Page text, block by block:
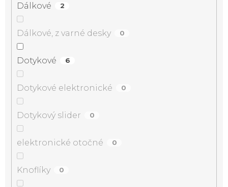
Dálkové 2
Dálkové, z varné desky 0
Dotykové 6
Dotykové elektronické 0
Dotykový slider 0
elektronické otočné 0
Knoflíky 0